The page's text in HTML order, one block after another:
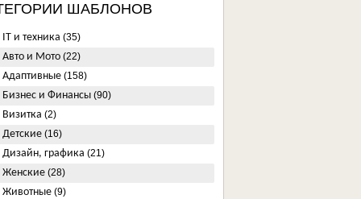
ШАБЛОНОВ
IT и техника (35)
Авто и Мото (22)
Адаптивные (158)
Бизнес и Финансы (90)
Визитка (2)
Детские (16)
Дизайн, графика (21)
Женские (28)
Животные (9)